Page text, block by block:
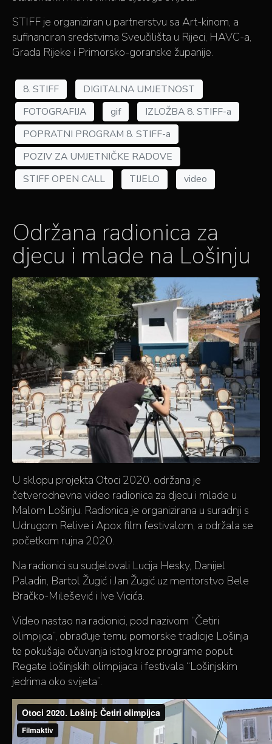
STIFF je organiziran u partnerstvu sa Art-kinom, a
sufinanciran sredstvima Sveučilišta u Rijeci, HAVC-a,
Grada Rijeke i Primorsko-goranske županije.
8. STIFF
DIGITALNA UMJETNOST
FOTOGRAFIJA
gif
IZLOŽBA 8. STIFF-a
POPRATNI PROGRAM 8. STIFF-a
POZIV ZA UMJETNIČKE RADOVE
STIFF OPEN CALL
TIJELO video
Održana radionica za
djecu i mlade na Lošinju
U sklopu projekta Otoci 2020. održana je
četverodnevna video radionica za djecu i mlade u
Malom Lošinju. Radionica je organizirana u suradnji s
Udrugom Relive i Apox film festivalom, a održala se
početkom rujna 2020.
Na radionici su sudjelovali Lucija Hesky, Danijel
Paladin, Bartol Žugić i Jan Žugić uz mentorstvo Bele
Bračko-Milešević i Ive Vicića.
Video nastao na radionici, pod nazivom “Četiri
olimpijca”, obrađuje temu pomorske tradicije Lošinja
te pokušaja očuvanja istog kroz programe poput
Regate lošinjskih olimpijaca i festivala “Lošinjskim
jedrima oko svijeta”.